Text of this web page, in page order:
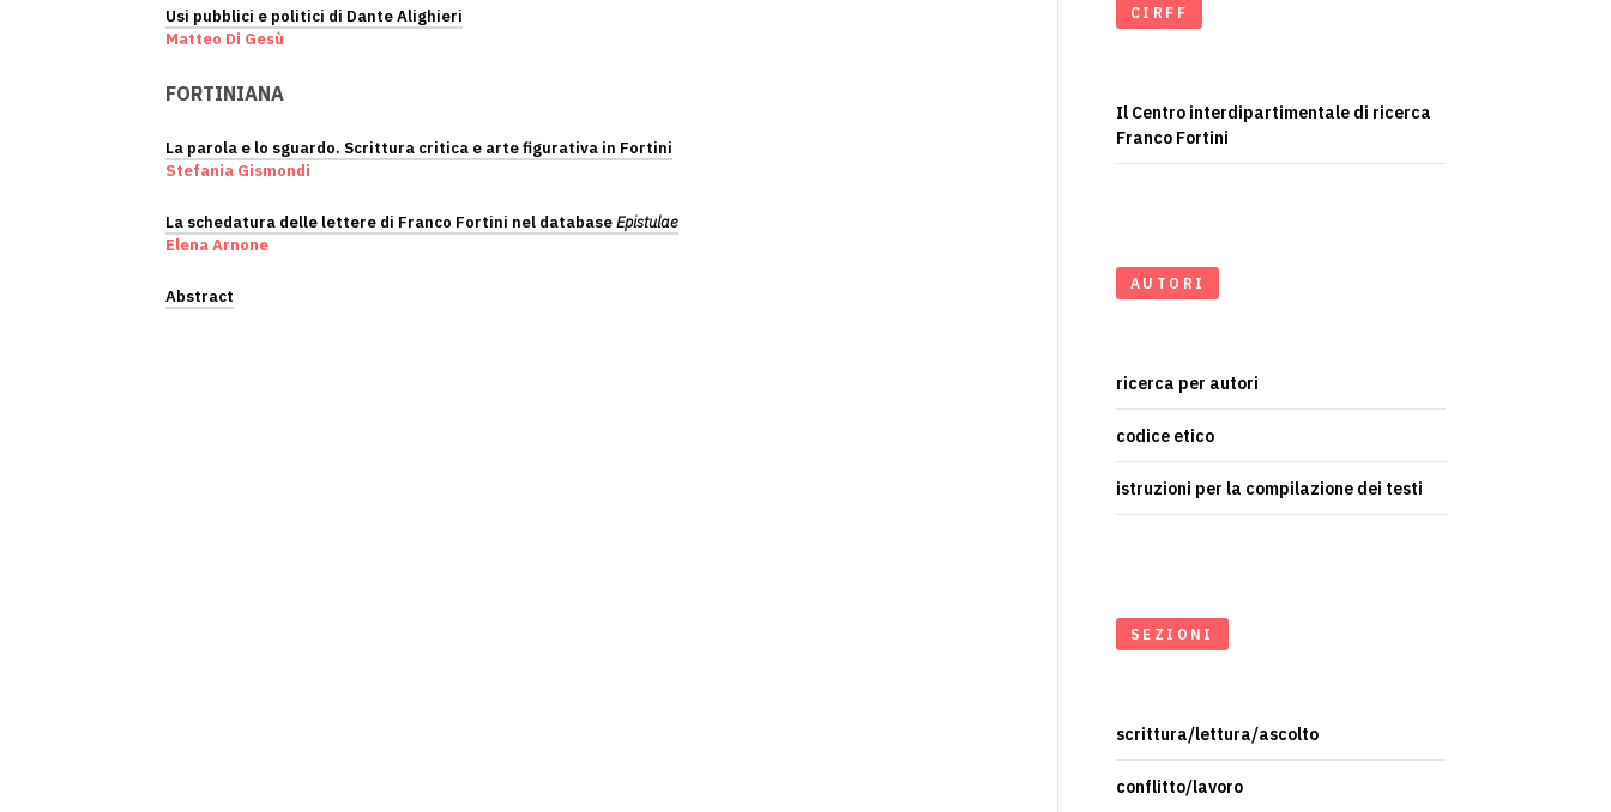
Usi pubblici e politici di Dante Alighieri
Matteo Di Gesù
FORTINIANA
La parola e lo sguardo. Scrittura critica e arte figurativa in Fortini
Stefania Gismondi
La schedatura delle lettere di Franco Fortini nel databaseEpistulae
Elena Arnone
Abstract
CIRFF
Il Centro interdipartimentale di ricerca
Franco Fortini
AUTORI
ricerca per autori
codice etico
istruzioni per la compilazione dei testi
SEZIONI
scrittura/lettura/ascolto
conflitto/lavoro